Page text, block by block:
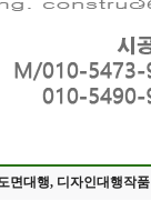
면대행, 디자인대행작품